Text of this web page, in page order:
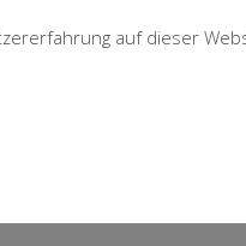
auf dieser